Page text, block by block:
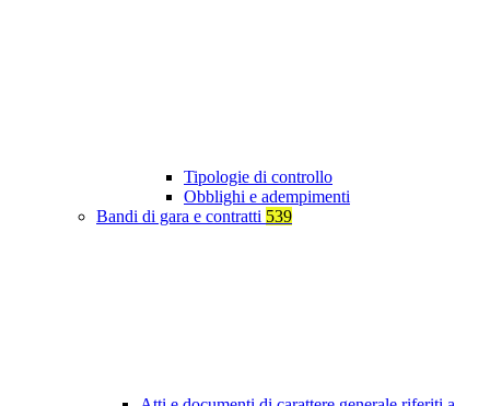
Tipologie di controllo
Obblighi e adempimenti
Bandi di gara e contratti 539